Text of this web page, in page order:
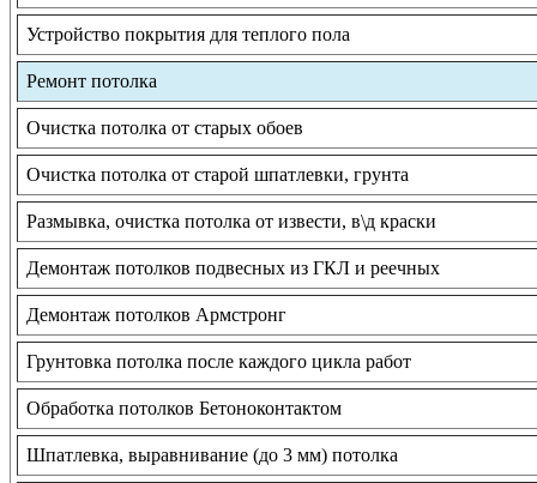
Устройство покрытия для теплого пола
Ремонт потолка
Очистка потолка от старых обоев
Очистка потолка от старой шпатлевки, грунта
Размывка, очистка потолка от извести, в\д краски
Демонтаж потолков подвесных из ГКЛ и реечных
Демонтаж потолков Армстронг
Грунтовка потолка после каждого цикла работ
Обработка потолков Бетоноконтактом
Шпатлевка, выравнивание (до 3 мм) потолка